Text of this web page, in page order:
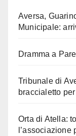
Aversa,
Municipale:
Dramma a
Tribunale di
braccialetto
Orta di Atella: